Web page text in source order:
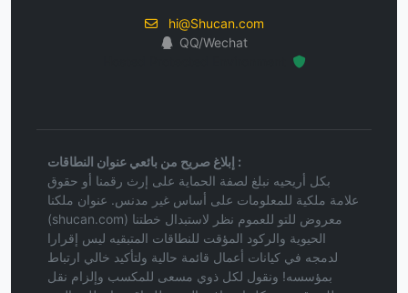
hi@Shucan.com
QQ/Wechat
إبلاغ صريح من بائعي عنوان النطاقات :
بكل أريحيه نبلغ لصفة الحماية على إرث رقمنا أو حقوق
علامة ملكية للمعلومات على أساس غير مدنس. عنوان ملكنا
(shucan.com) معروض للتو للعموم نظر لاستبدال خطتنا
الحيوية والركود المؤقت للنطاقات المتبقيه ليس إقرارا
لدمجه في كيانات أعمال قائمة حالية ولتأكيد خالي ارتباط
بمؤسسه! ونقول لكل ذوي مسعى للمكسب وإلزام نقل